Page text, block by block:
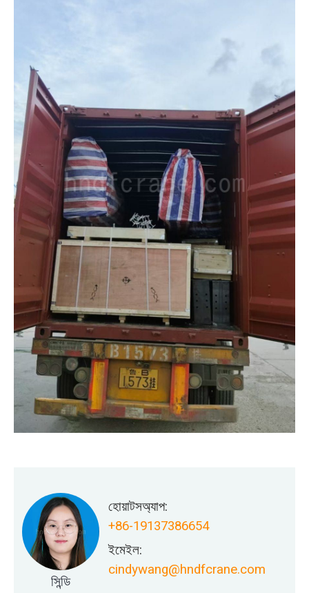
সিন্ডি
হোয়াটসঅ্যাপ:
+86-19137386654
ইমেইল:
cindywang@hndfcrane.com